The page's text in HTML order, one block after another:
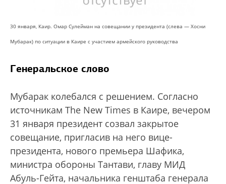
30 января, Каир. Омар Сулейман на совещании у президента (слева — Хосни
Мубарак) по ситуации в Каире с участием армейского руководства
Генеральское слово
Мубарак колебался с решением. Согласно
источникам The New Times в Каире, вечером
31 января президент созвал закрытое
совещание, пригласив на него вице-
президента, нового премьера Шафика,
министра обороны Тантави, главу МИД
Абуль-Гейта, начальника генштаба генерала